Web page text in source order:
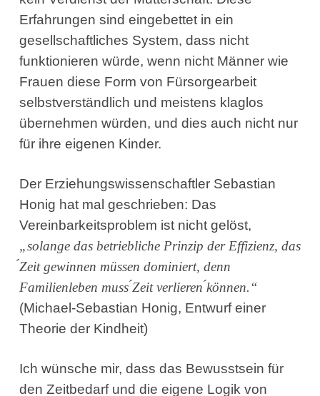
Erfahrungen sind eingebettet in ein
gesellschaftliches System, dass nicht
funktionieren würde, wenn nicht Männer wie
Frauen diese Form von Fürsorgearbeit
selbstverständlich und meistens klaglos
übernehmen würden, und dies auch nicht nur
für ihre eigenen Kinder.
Der Erziehungswissenschaftler Sebastian
Honig hat mal geschrieben: Das
Vereinbarkeitsproblem ist nicht gelöst,
„solange das betriebliche Prinzip der Effizienz, das
́Zeit gewinnen mussen dominiert, denn
Familienleben musśZeit verlieren ́können.“
(Michael-Sebastian Honig, Entwurf einer
Theorie der Kindheit)
Ich wünsche mir, dass das Bewusstsein für
den Zeitbedarf und die eigene Logik von